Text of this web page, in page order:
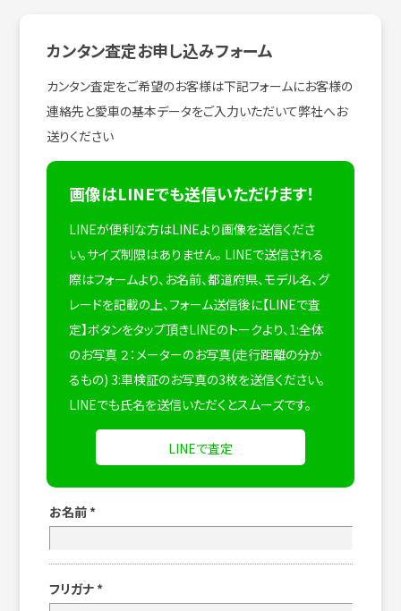
カンタン査定お申し込みフォーム
カンタン査定をご希望のお客様は下記フォームにお客様の
連絡先と愛車の基本データをご入力いただいて弊社へお
送りください
画像はLINEでも送信いただけます！
LINEが便利な方はLINEより画像を送信くださ
い。サイズ制限はありません。 LINEで送信される
際はフォームより、お名前、都道府県、モデル名、グ
レードを記載の上、フォーム送信後に【LINEで査
定】ボタンをタップ頂きLINEのトークより、1:全体
のお写真 ２：メーターのお写真(走行距離の分か
るもの) 3:車検証のお写真の3枚を送信ください。
LINEでも氏名を送信いただくとスムーズです。
LINEで査定
お名前 *
フリガナ *